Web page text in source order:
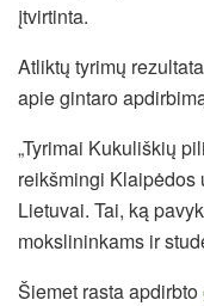
įtvirtinta.
Atliktų tyrimų
apie gintaro
„Tyrimai Kukuliškių
reikšmingi Klaipėdos
Lietuvai. Tai, ką
mokslininkams ir
Šiemet rasta apdirbto